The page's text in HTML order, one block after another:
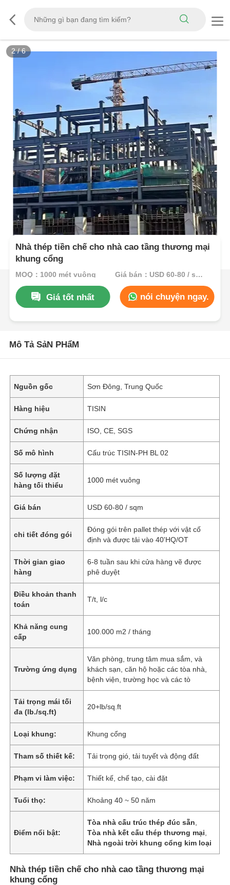
3/6
Nhà thép tiền chế cho nhà cao tầng thương mại
khung cổng
MOQ：1000 mét vuông Giá bán：USD 60-80 / sqm
Giá tốt nhất nói chuyện ngay.
Mô Tả SảN PHẩM
Nguồn gốc Sơn Đông, Trung Quốc
Hàng hiệu TISIN
Chứng nhận ISO, CE, SGS
Số mô hình Cấu trúc TISIN-PH BL 02
Số lượng đặt
hàng tối thiểu
1000 mét vuông
Giá bán USD 60-80 / sqm
chi tiết đóng gói
Đóng gói trên pallet thép với vật cố
định và được tải vào 40'HQ/OT
Thời gian giao
hàng
6-8 tuần sau khi cửa hàng vẽ được
phê duyệt
Điều khoản thanh
toán
T/t, l/c
Khả năng cung
cấp
100.000 m2 / tháng
Trường ứng dụng
Văn phòng, trung tâm mua sắm, và
khách sạn, căn hộ hoặc các tòa nhà,
bệnh viện, trường học và các tò
Tải trọng mái tối
đa (lb./sq.ft)
20+lb/sq.ft
Loại khung: Khung cổng
Tham số thiết kế: Tải trọng gió, tải tuyết và động đất
Phạm vi làm việc: Thiết kế, chế tạo, cài đặt
Tuổi thọ: Khoảng 40 ~ 50 năm
Điểm nổi bật:
Tòa nhà cấu trúc thép đúc sẵn
Tòa nhà kết cấu thép thương mại
Nhà ngoài trời khung cổng kim loại
Nhà thép tiền chế cho nhà cao tầng thương mại
khung cổng